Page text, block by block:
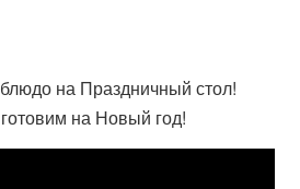
на Праздничный стол!
на Новый год!